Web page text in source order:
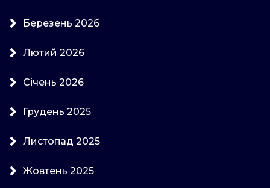
Березень 2026
Лютий 2026
Січень 2026
Грудень 2025
Листопад 2025
Жовтень 2025